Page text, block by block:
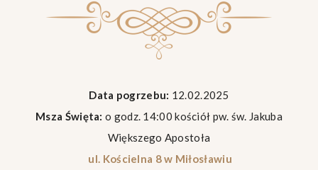
Data pogrzebu: 12.02.2025
Msza Święta: o godz. 14:00 kościół pw. św. Jakuba
Większego Apostoła
ul. Kościelna 8 w Miłosławiu